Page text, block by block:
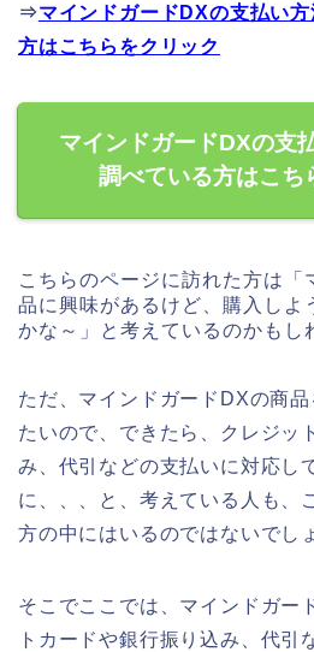
⇒マインドガードDXの支払い
方はこちらをクリック
マインドガードDXの支
調べている方はこち
こちらのページに訪れた方は「
品に興味があるけど、購入しよ
かな～」と考えているのかもし
ただ、マインドガードDXの商
たいので、できたら、クレジッ
み、代引などの支払いに対応し
に、、、と、考えている人も、
方の中にはいるのではないでし
そこでここでは、マインドガー
トカードや銀行振り込み、代引